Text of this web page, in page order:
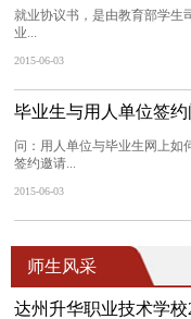
就业协议书，是由教育部学生
业...
2015-06-03
毕业生与用人单位签约
问：用人单位与毕业生网上如
签约邀请...
2015-06-03
师生风采
达州升华职业技术学校